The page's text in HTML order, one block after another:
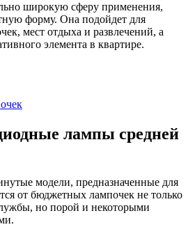
широкую сферу применения,
форму. Она подойдет для
мест отдыха и развлечений, а
элемента в квартире.
лампы средней
модели, предназначенные для
от бюджетных лампочек не только
но порой и некоторыми